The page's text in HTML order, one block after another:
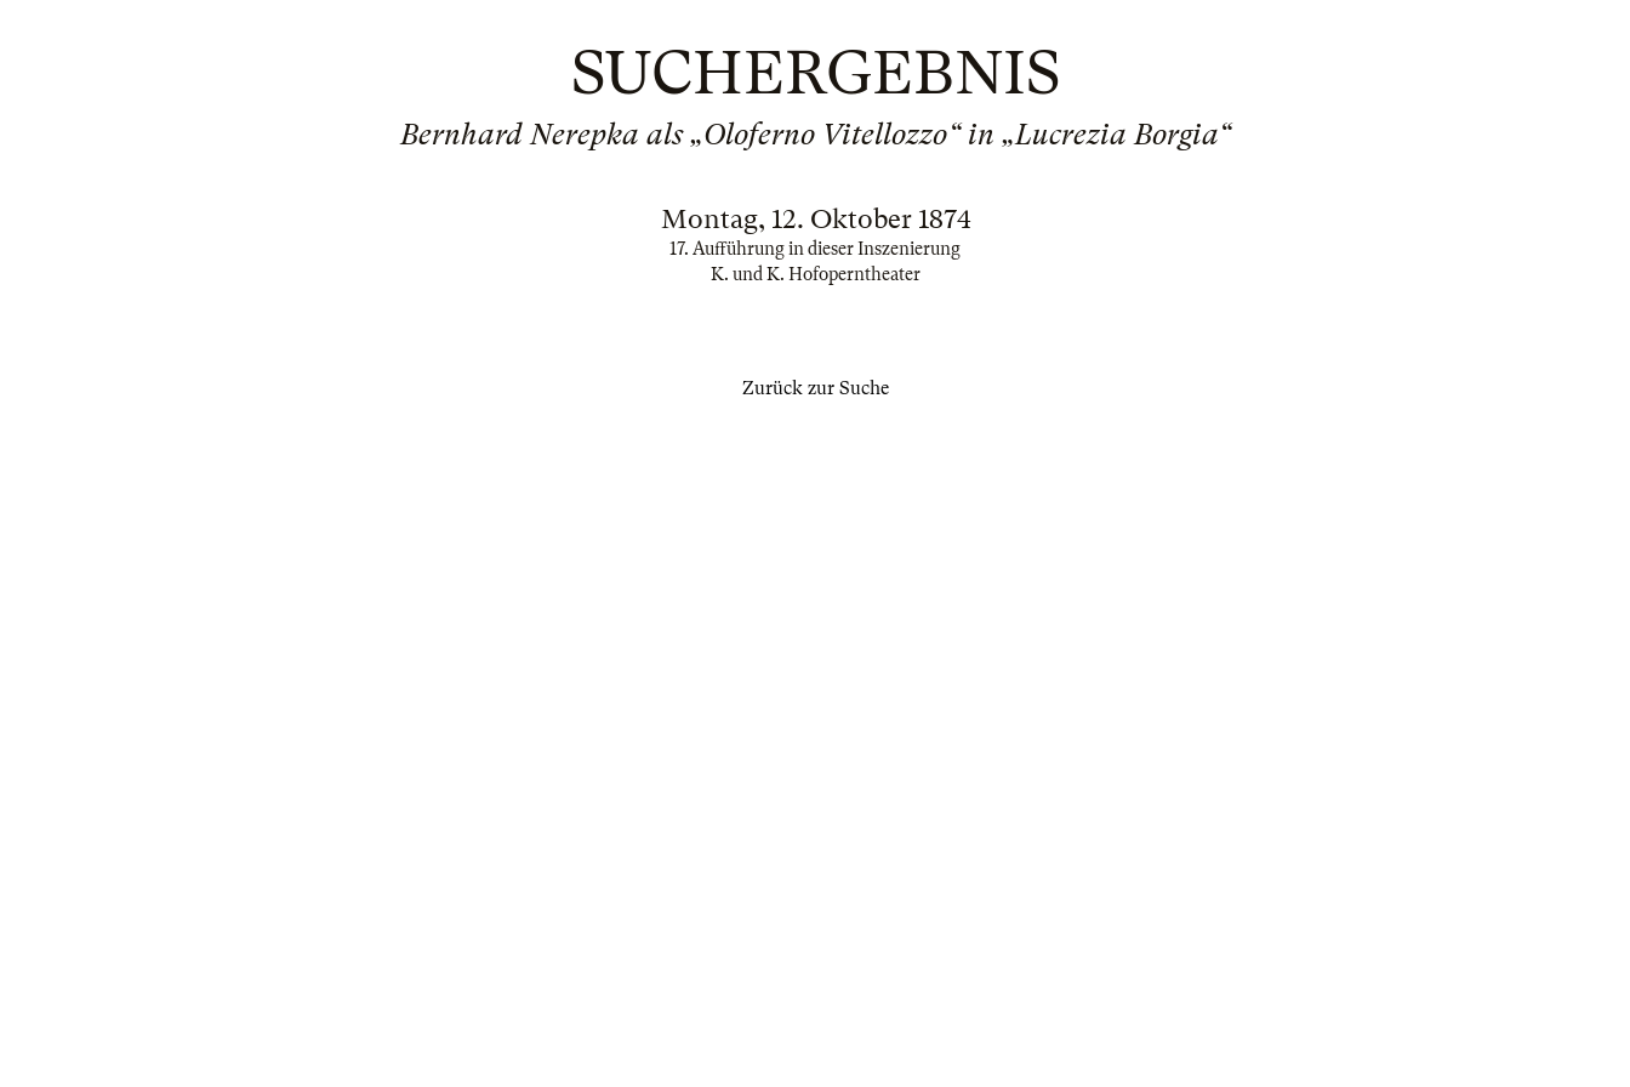
SUCHERGEBNIS
Bernhard Nerepka als „Oloferno Vitellozzo“ in „Lucrezia Borgia“
Montag, 12. Oktober 1874
17. Aufführung in dieser Inszenierung
K. und K. Hofoperntheater
Zurück zur Suche